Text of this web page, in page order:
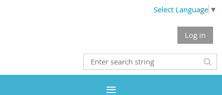
Select Language ▼
Log in